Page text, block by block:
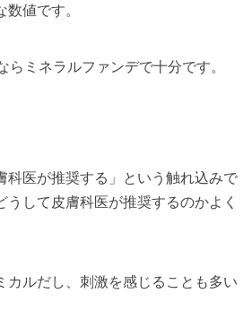
数値です。
らミネラルファンデで十分です。
科医が推奨する」という触れ込みで
うして皮膚科医が推奨するのかよく
カルだし、刺激を感じることも多い